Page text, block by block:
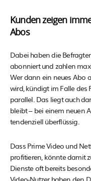
Kunden zeigen
Abos
Dabei haben die
abonniert und zahlen
Wer dann ein neues Abo
wird, kündigt im Falle des
parallel. Das liegt auch
bleibt – bei einem neuen
tendenziell überflüssig.
Dass Prime Video und
profitieren, könnte damit
Dienste oft bereits